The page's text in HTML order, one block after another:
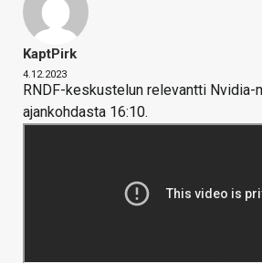
KaptPirk
4.12.2023
RNDF-keskustelun relevantti Nvidia-
ajankohdasta 16:10.